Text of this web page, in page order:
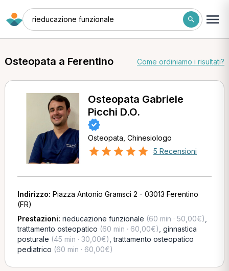
rieducazione funzionale
Osteopata a Ferentino Come ordiniamo i risultati?
Osteopata Gabriele
Picchi D.O.
Osteopata, Chinesiologo
5 Recensioni
Indirizzo: Piazza Antonio Gramsci 2 - 03013 Ferentino
(FR)
Prestazioni: rieducazione funzionale (60 min · 50,00€)
trattamento osteopatico (60 min · 60,00€) ginnastica
posturale (45 min · 30,00€) ,trattamento osteopatico
pediatrico (60 min · 60,00€)